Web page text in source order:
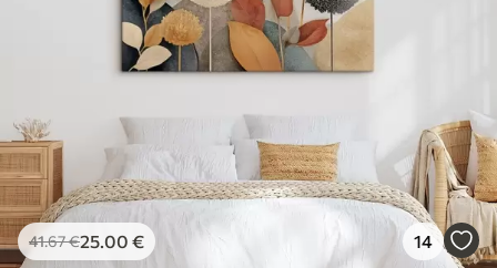
41.67€25.00 € 14